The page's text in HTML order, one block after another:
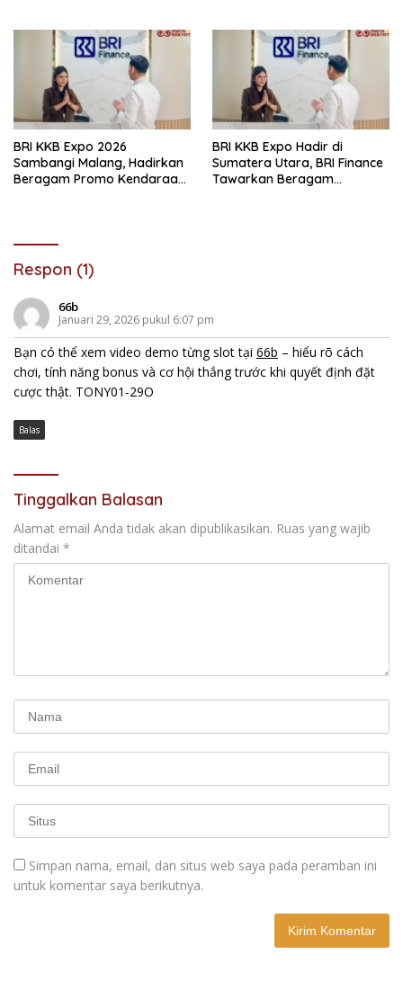
Semester I 2026
BRI KKB Expo 2026
Sambangi Malang, Hadirkan
Beragam Promo Kendaraan
BRI KKB Expo Hadir di
Sumatera Utara, BRI Finance
Tawarkan Beragam
Respon (1)
66b
Januari 29, 2026 pukul 6:07 pm
Bạn có thể xem video demo từng slot tại 66b – hiểu rõ cách
chơi, tính năng bonus và cơ hội thắng trước khi quyết định đặt
cược thật. TONY01-29O
Balas
Tinggalkan Balasan
Alamat email Anda tidak akan dipublikasikan. Ruas yang wajib
ditandai *
Simpan nama, email, dan situs web saya pada peramban ini
untuk komentar saya berikutnya.